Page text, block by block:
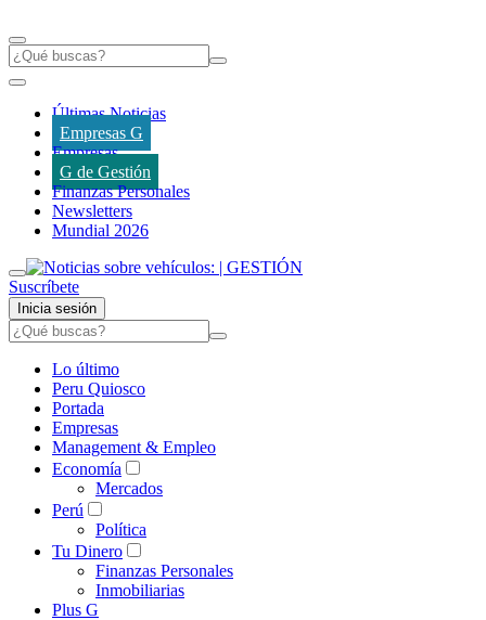
Últimas Noticias
Empresas G
Empresas
G de Gestión
Finanzas Personales
Newsletters
Mundial 2026
Suscríbete
Inicia sesión
Lo último
Peru Quiosco
Portada
Empresas
Management & Empleo
Economía
Mercados
Perú
Política
Tu Dinero
Finanzas Personales
Inmobiliarias
Plus G